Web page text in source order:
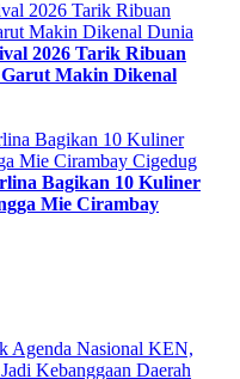
2026 Tarik Ribuan
Makin Dikenal
Bagikan 10 Kuliner
Mie Cirambay